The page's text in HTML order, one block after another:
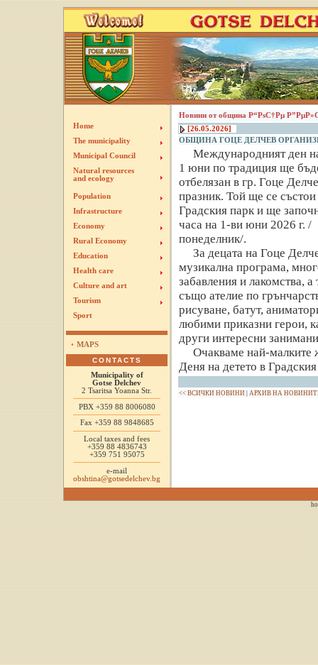
• MAPS
CONTACTS
Municipality of
Gotse Delchev
2 Tsaritsa Yoanna Str.
PBX +359 88 8006080
Fax +359 88 9848685
Local taxes and fees
+359 88 4836743
+359 751 95075
e-mail
obshtina@gotsedelchev.bg
Новини от община Р“РѕС†Рµ
[26.05.2026]
ОБЩИНА ГОЦЕ ДЕЛЧЕВ
Международният ден
1 юни по традиция ще
отбелязан в гр. Гоце
празник. Той ще се състои
Градския парк и ще
часа на 1-ви юни 2026 г. /
понеделник/.
За децата на Гоце
музикална програма,
забавления и лакомства, а
също ателие по
рисуване, батут,
любими приказни герои,
други интересни
Очакваме най-малките
Деня на детето в
<< ВСИЧКИ НОВИНИ АРХИВ НА
Home
The municipality
Municipal Council
Natural resources
and ecology
Population
Infrastructure
Economy
Rural Economy
Education
Health care
Culture and art
Tourism
Sport